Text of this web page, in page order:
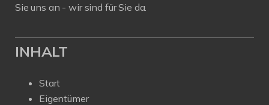
Sie uns an - wir sind für Sie da.
INHALT
Start
Eigentümer